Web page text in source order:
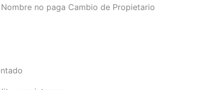
no paga Cambio de Propietario